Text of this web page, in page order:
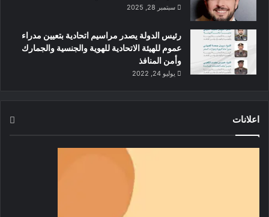
سبتمبر 28, 2025
رئيس الدولة يصدر مراسيم اتحادية بتعيين مدراء
عموم للهيئة الاتحادية للهوية والجنسية والجمارك
وأمن المنافذ
يوليو 24, 2022
اعلانات